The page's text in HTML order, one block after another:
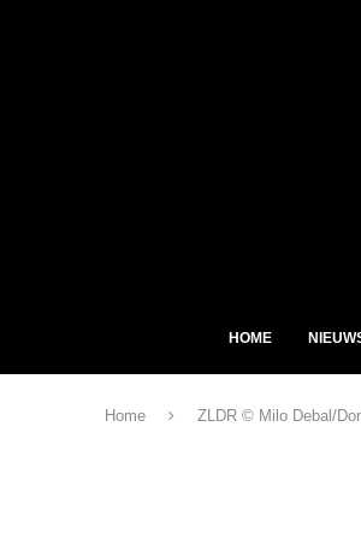
HOME
Home ZLDR © Milo Debal/